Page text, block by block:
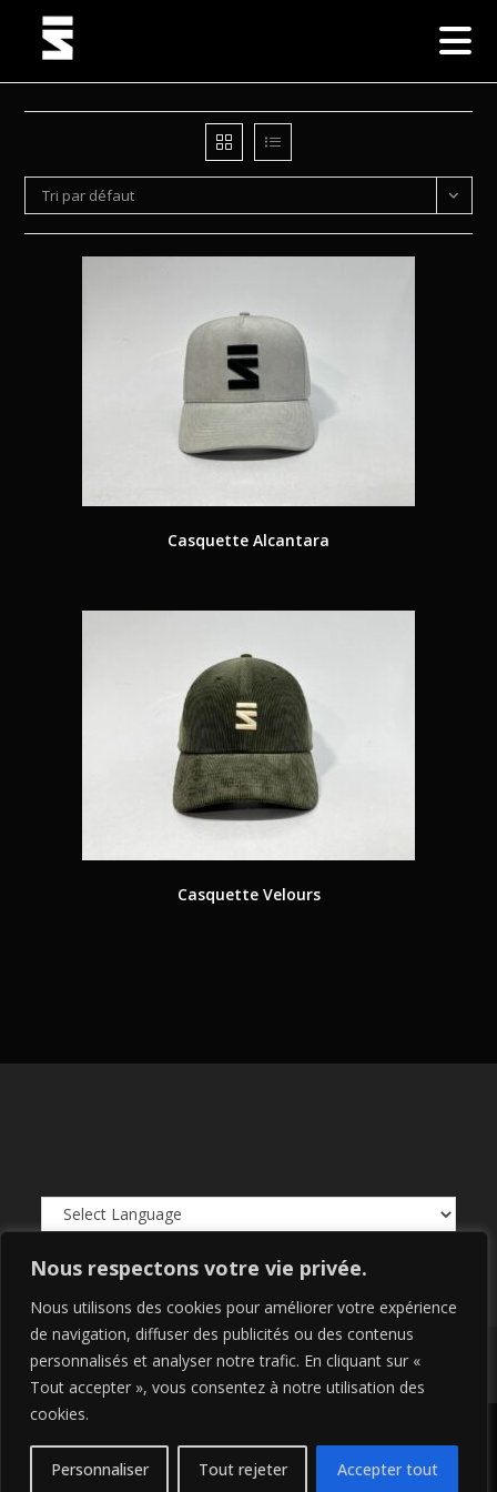
Nous respectons votre vie privée.
Nous utilisons des cookies pour améliorer votre expérience
de navigation, diffuser des publicités ou des contenus
personnalisés et analyser notre trafic. En cliquant sur «
Tout accepter », vous consentez à notre utilisation des
cookies.
Personnaliser Tout rejeter Accepter tout
content
Tri par défaut
Casquette Alcantara
Casquette Velours
Copyright 2026 - Rest in Pi - RéalisationZK.Digital-RGPD-Mentions
légales